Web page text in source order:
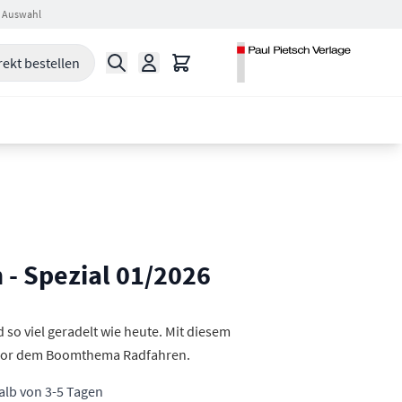
Auswahl
bestellen Suche Warenkorb
Spezial 01/2026
viel geradelt wie heute. Mit diesem
dem Boomthema Radfahren.
von 3-5 Tagen